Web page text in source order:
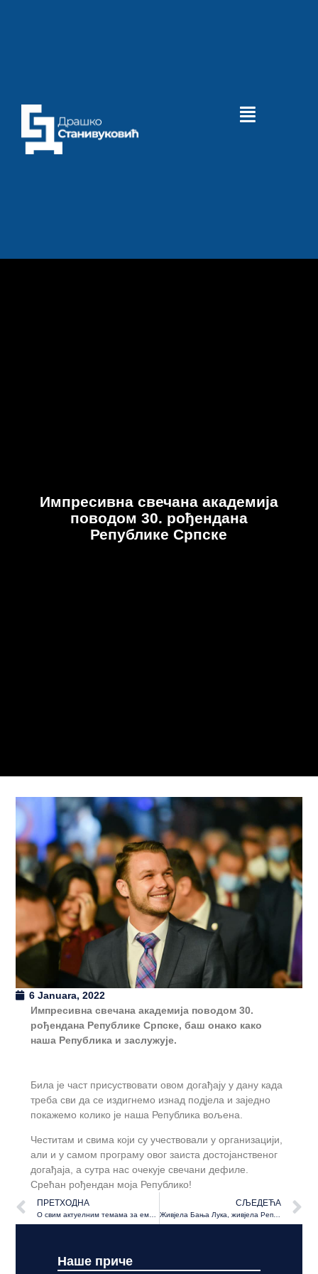
Импресивна свечана академија
поводом 30. рођендана
Републике Српске
6 Januara, 2022
Импресивна свечана академија поводом 30.
рођендана Републике Српске, баш онако како
наша Република и заслужује.
Била је част присуствовати овом догађају у дану када
треба сви да се издигнемо изнад подјела и заједно
покажемо колико је наша Република вољена.
Честитам и свима који су учествовали у организацији,
али и у самом програму овог заиста достојанственог
догађаја, а сутра нас очекује свечани дефиле.
Срећан рођендан моја Републико!
ПРЕТХОДНА СЉЕДЕЋА
Живјела Бања Лука, живјела Република Српска, живјела Србија!
Наше приче